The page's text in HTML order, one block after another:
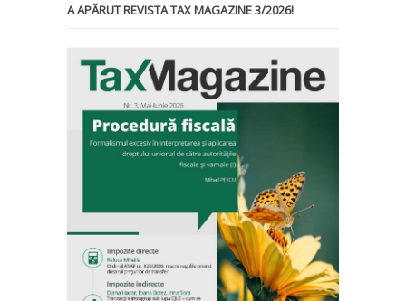
A APĂRUT REVISTA TAX MAGAZINE 3/2026!